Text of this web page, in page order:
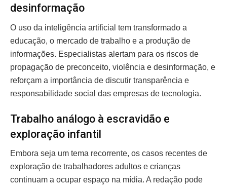
desinformação
O uso da inteligência artificial tem transformado a
educação, o mercado de trabalho e a produção de
informações. Especialistas alertam para os riscos de
propagação de preconceito, violência e desinformação, e
reforçam a importância de discutir transparência e
responsabilidade social das empresas de tecnologia.
Trabalho análogo à escravidão e
exploração infantil
Embora seja um tema recorrente, os casos recentes de
exploração de trabalhadores adultos e crianças
continuam a ocupar espaço na mídia. A redação pode